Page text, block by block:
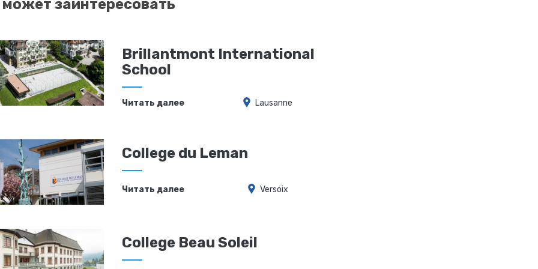
заинтересовать
Brillantmont International
School
Читать далее Lausanne
College du Leman
Читать далее Versoix
College Beau Soleil